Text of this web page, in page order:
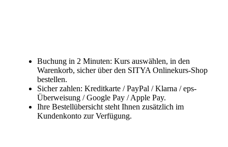
Buchung in 2 Minuten: Kurs auswählen, in den
Warenkorb, sicher über den SITYA Onlinekurs-Shop
bestellen.
Sicher zahlen: Kreditkarte / PayPal / Klarna / eps-
Überweisung / Google Pay / Apple Pay.
Ihre Bestellübersicht steht Ihnen zusätzlich im
Kundenkonto zur Verfügung.